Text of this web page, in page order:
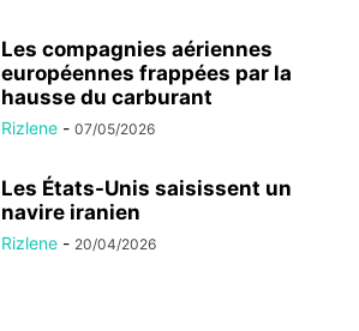
Les compagnies aériennes
européennes frappées par la
hausse du carburant
Rizlene - 07/05/2026
Les États-Unis saisissent un
navire iranien
Rizlene - 20/04/2026